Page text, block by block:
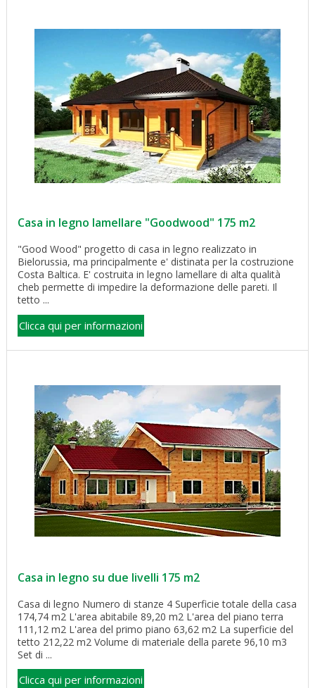
Casa in legno lamellare "Goodwood" 175 m2
"Good Wood" progetto di casa in legno realizzato in
Bielorussia, ma principalmente e' distinata per la costruzione
Costa Baltica. E' costruita in legno lamellare di alta qualità
cheb permette di impedire la deformazione delle pareti. Il
tetto ...
Clicca qui per informazioni
Casa in legno su due livelli 175 m2
Casa di legno Numero di stanze 4 Superficie totale della casa
174,74 m2 L'area abitabile 89,20 m2 L'area del piano terra
111,12 m2 L'area del primo piano 63,62 m2 La superficie del
tetto 212,22 m2 Volume di materiale della parete 96,10 m3
Set di ...
Clicca qui per informazioni